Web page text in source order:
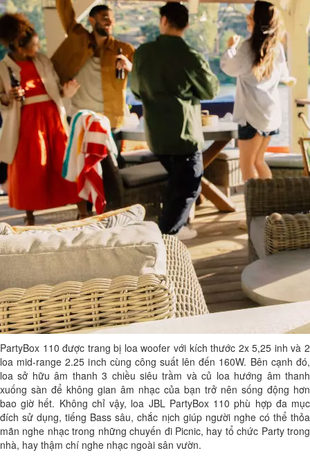
PartyBox 110 được trang bị loa woofer với kích thước 2x 5,25 inh và 2
loa mid-range 2.25 inch cùng công suất lên đến 160W. Bên cạnh đó,
loa sở hữu âm thanh 3 chiều siêu trầm và củ loa hướng âm thanh
xuống sàn để không gian âm nhạc của bạn trở nên sống động hơn
bao giờ hết. Không chỉ vậy, loa JBL PartyBox 110 phù hợp đa mục
đích sử dụng, tiếng Bass sâu, chắc nịch giúp người nghe có thể thỏa
mãn nghe nhạc trong những chuyến đi Picnic, hay tổ chức Party trong
nhà, hay thậm chí nghe nhạc ngoài sân vườn.